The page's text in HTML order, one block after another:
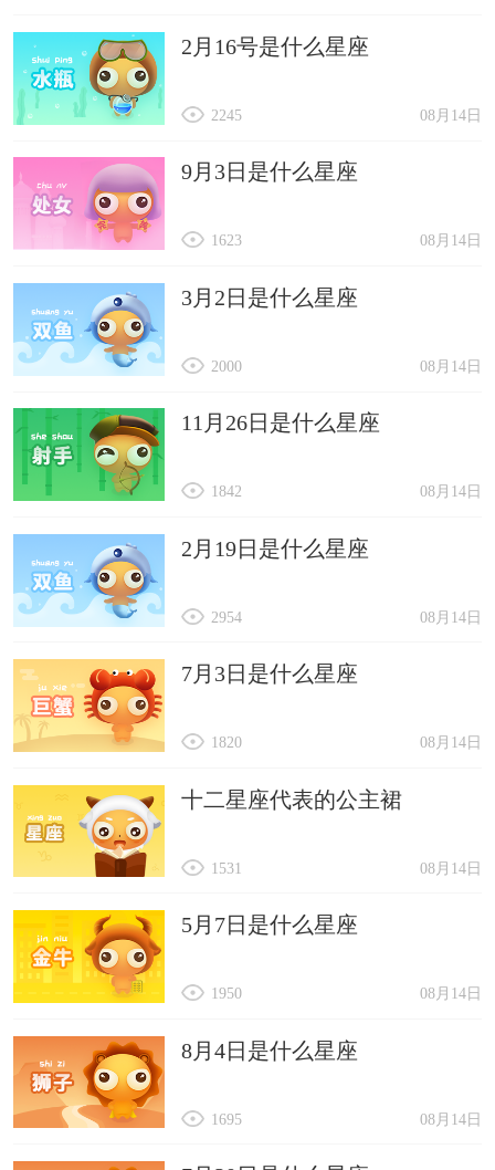
2月16号是什么星座
08月14日
2245
9月3日是什么星座
08月14日
1623
3月2日是什么星座
08月14日
2000
11月26日是什么星座
08月14日
1842
2月19日是什么星座
08月14日
2954
7月3日是什么星座
08月14日
1820
十二星座代表的公主裙
08月14日
1531
5月7日是什么星座
08月14日
1950
8月4日是什么星座
08月14日
1695